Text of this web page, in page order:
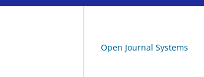
Open Journal Systems